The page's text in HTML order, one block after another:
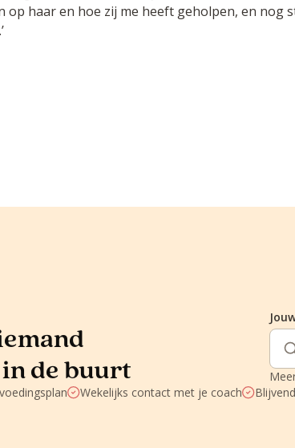
op haar en hoe zij me heeft geholpen, en nog
de buurt
Wekelijks contact met je coach